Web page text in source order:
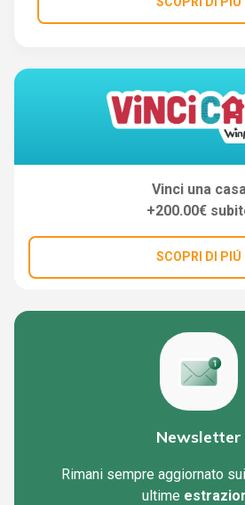
Vinci una
+200.00€
SCOPRI DI PIÚ
Newsletter
Rimani sempre aggiornato sui
ultime